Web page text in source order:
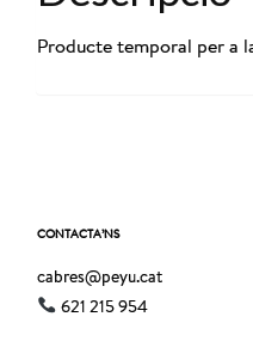
Producte temporal per a
CONTACTA’NS
cabres@peyu.cat
621 215 954